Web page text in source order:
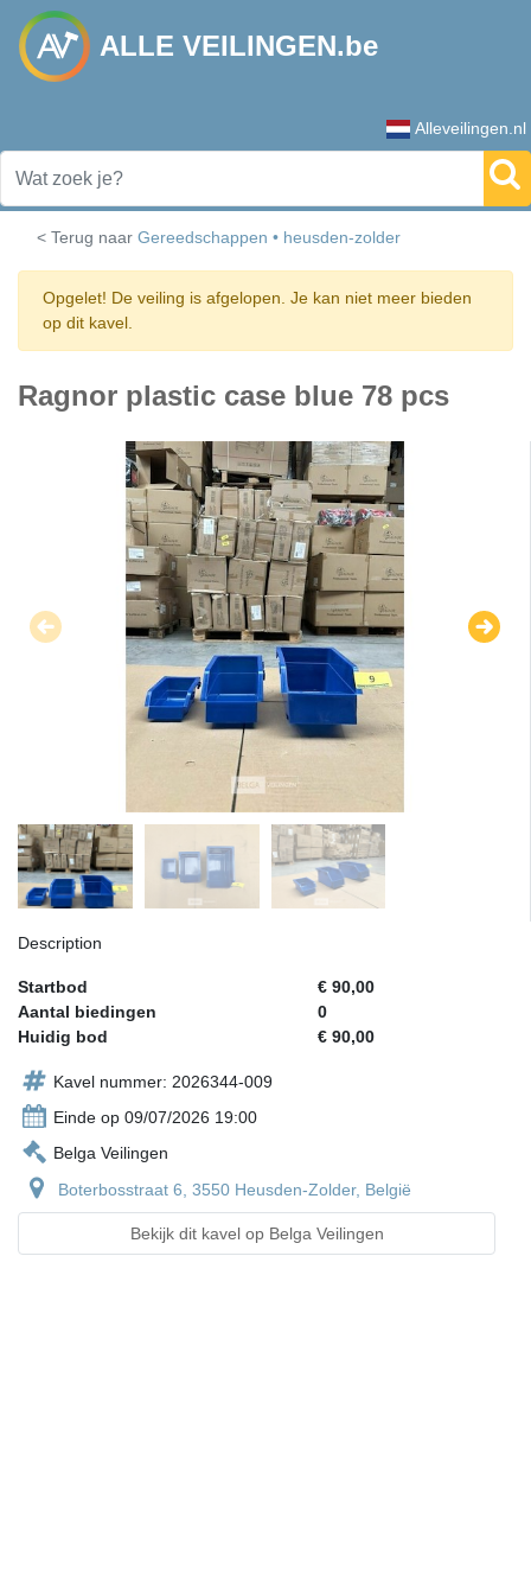
ALLE VEILINGEN.be
Alleveilingen.nl
< Terug naar Gereedschappen • heusden-zolder
Opgelet! De veiling is afgelopen. Je kan niet meer bieden
op dit kavel.
Ragnor plastic case blue 78 pcs
Description
Startbod
€ 90,00
Aantal biedingen
0
Huidig bod
€ 90,00
Kavel nummer: 2026344-009
Einde op 09/07/2026 19:00
Belga Veilingen
Boterbosstraat 6, 3550 Heusden-Zolder, België
Bekijk dit kavel op Belga Veilingen